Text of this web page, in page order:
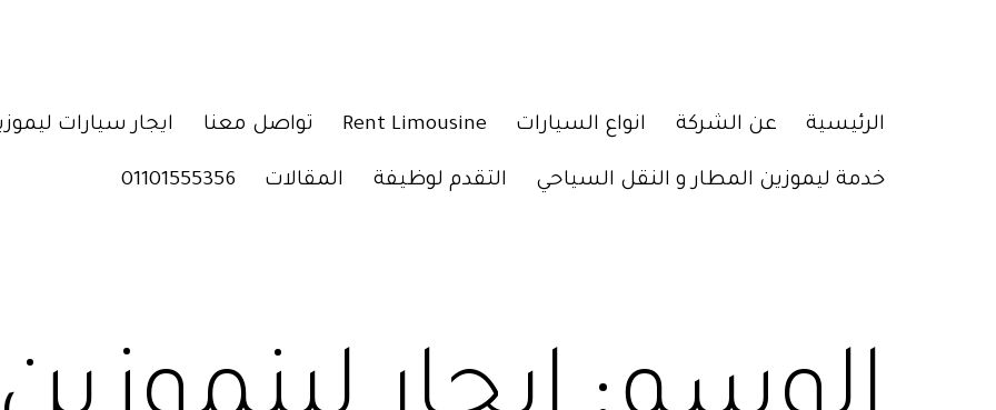
الرئيسية عن الشركة انواع السيارات Rent Limousine تواصل معنا ايجار سيارات
خدمة ليموزين المطار و النقل السياحي التقدم لوظيفة المقالات 01101555356